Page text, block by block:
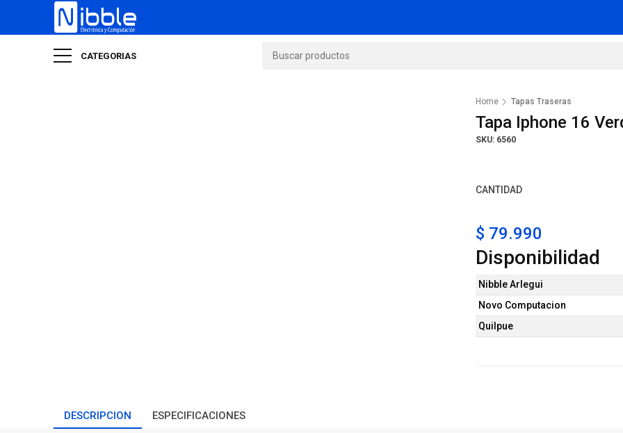
CATEGORIAS
Home Tapas Traseras
Tapa Iphone 16
SKU: 6560
CANTIDAD
$ 79.990
Disponibilidad
Nibble Arlegui
Novo Computacion
Quilpue
DESCRIPCION ESPECIFICACIONES